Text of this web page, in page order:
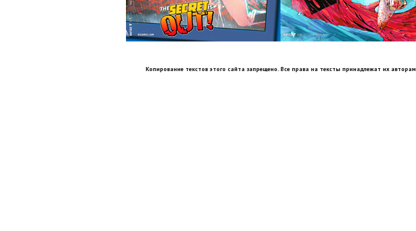
Копирование текстов этого сайта запрещено. Все права на тексты принадлежат их авторам.